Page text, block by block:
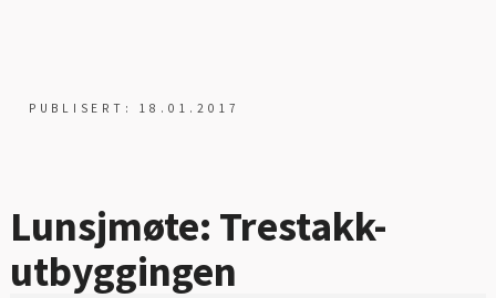
PUBLISERT: 18.01.2017
Lunsjmøte: Trestakk-
utbyggingen